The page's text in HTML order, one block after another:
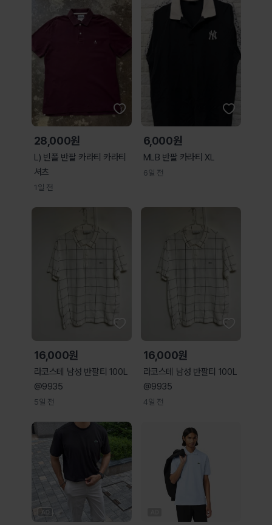
28,000원
L) 빈폴 반팔 카라티 카라티
셔츠
1일 전
6,000원
MLB 반팔 카라티 XL
6일 전
16,000원
라코스테 남성 반팔티 100L
@9935
5일 전
16,000원
라코스테 남성 반팔티 100L
@9935
4일 전